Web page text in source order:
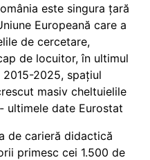
este singura țară
Europeană care a
de cercetare,
de locuitor, în ultimul
2015-2025, spațiul
masiv cheltuielile
ultimele date Eurostat
de carieră didactică
primesc cei 1.500 de